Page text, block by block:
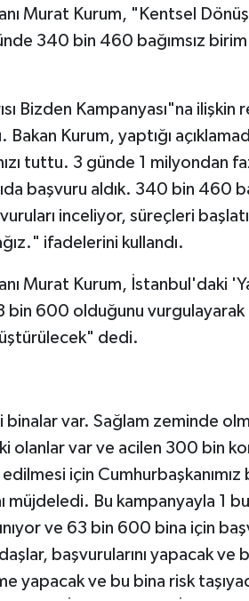
Murat Kurum, "Kentsel
340 bin 460 bağımsız
Bizden Kampanyası"na ilişkin
Kurum, yaptığı
tuttu. 3 günde 1 milyondan
başvuru aldık. 340 bin 460
inceliyor, süreçleri
ifadelerini kullandı.
Murat Kurum, İstanbul'daki
bin 600 olduğunu vurgulayarak
dedi.
var. Sağlam zeminde
olanlar var ve acilen 300 bin
için Cumhurbaşkanımız
müjdeledi. Bu kampanyayla 1
ve 63 bin 600 bina için
başvurularını yapacak ve
yapacak ve bu bina risk